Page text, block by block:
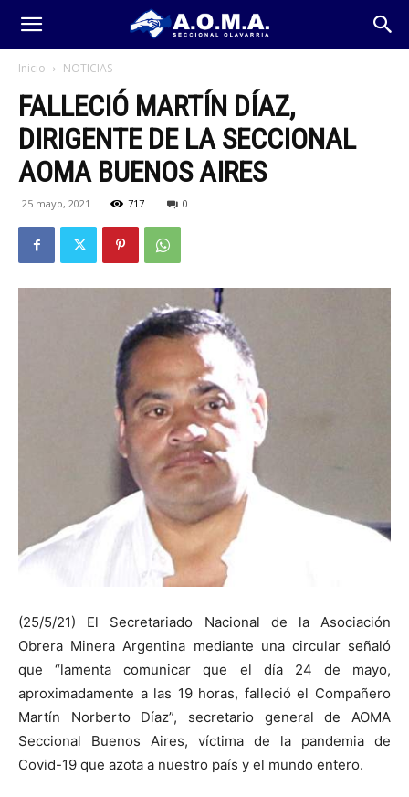
Inicio NOTICIAS
FALLECIÓ MARTÍN DÍAZ,
DIRIGENTE DE LA SECCIONAL
AOMA BUENOS AIRES
25 mayo, 2021 717 0
(25/5/21) El Secretariado Nacional de la Asociación
Obrera Minera Argentina mediante una circular señaló
que “lamenta comunicar que el día 24 de mayo,
aproximadamente a las 19 horas, falleció el Compañero
Martín Norberto Díaz”, secretario general de AOMA
Seccional Buenos Aires, víctima de la pandemia de
Covid-19 que azota a nuestro país y el mundo entero.